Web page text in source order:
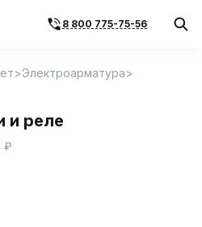
8 800 775-75-56
Электроарматура
и реле
₽